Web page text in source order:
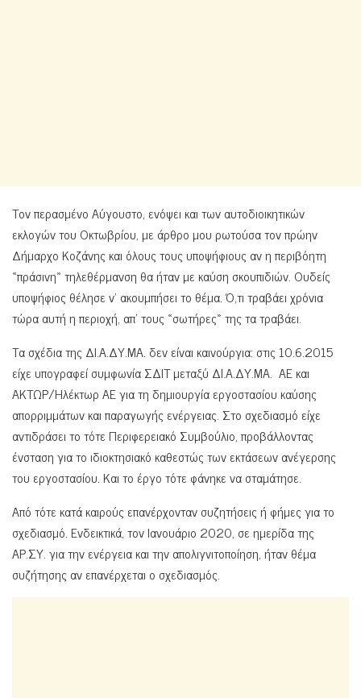
Τον περασμένο Αύγουστο, ενόψει και των αυτοδιοικητικών
εκλογών του Οκτωβρίου, με άρθρο μου ρωτούσα τον πρώην
Δήμαρχο Κοζάνης και όλους τους υποψήφιους αν η περιβόητη
«πράσινη» τηλεθέρμανση θα ήταν με καύση σκουπιδιών. Ουδείς
υποψήφιος θέλησε ν’ ακουμπήσει το θέμα. Ό,τι τραβάει χρόνια
τώρα αυτή η περιοχή, απ’ τους «σωτήρες» της τα τραβάει.
Τα σχέδια της ΔΙ.Α.ΔΥ.ΜΑ. δεν είναι καινούργια: στις 10.6.2015
είχε υπογραφεί συμφωνία ΣΔΙΤ μεταξύ ΔΙ.Α.ΔΥ.ΜΑ. ΑΕ και
ΑΚΤΩΡ/Ηλέκτωρ ΑΕ για τη δημιουργία εργοστασίου καύσης
απορριμμάτων και παραγωγής ενέργειας. Στο σχεδιασμό είχε
αντιδράσει το τότε Περιφερειακό Συμβούλιο, προβάλλοντας
ένσταση για το ιδιοκτησιακό καθεστώς των εκτάσεων ανέγερσης
του εργοστασίου. Και το έργο τότε φάνηκε να σταμάτησε.
Από τότε κατά καιρούς επανέρχονταν συζητήσεις ή φήμες για το
σχεδιασμό. Ενδεικτικά, τον Ιανουάριο 2020, σε ημερίδα της
ΑΡ.ΣΥ. για την ενέργεια και την απολιγνιτοποίηση, ήταν θέμα
συζήτησης αν επανέρχεται ο σχεδιασμός.